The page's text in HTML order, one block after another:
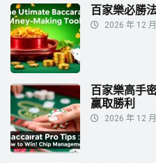
百家樂必勝
2026 年 12
百家樂高手
贏取勝利
2026 年 12